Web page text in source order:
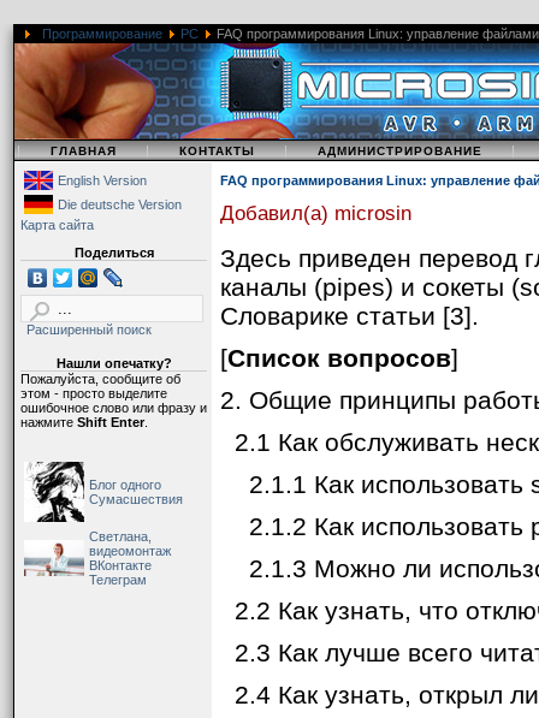
Программирование PC FAQ программирования Linux: управление файлами
| ГЛАВНАЯ | КОНТАКТЫ | АДМИНИСТРИРОВАНИЕ |
English Version
Die deutsche Version
Карта сайта
Поделиться
Расширенный поиск
Нашли опечатку?
Пожалуйста, сообщите об
этом - просто выделите
ошибочное слово или фразу и
нажмите Shift Enter.
Блог одного
Сумасшествия
Светлана,
видеомонтаж
ВКонтакте
Телеграм
FAQ программирования Linux: управление
Добавил(а) microsin
Здесь приведен перевод
каналы (pipes) и сокеты
Словарике статьи [3].
[Список вопросов]
2. Общие принципы
2.1 Как обслуживать
2.1.1 Как использовать
2.1.2 Как использовать
2.1.3 Можно ли
2.2 Как узнать, что
2.3 Как лучше всего
2.4 Как узнать, открыл